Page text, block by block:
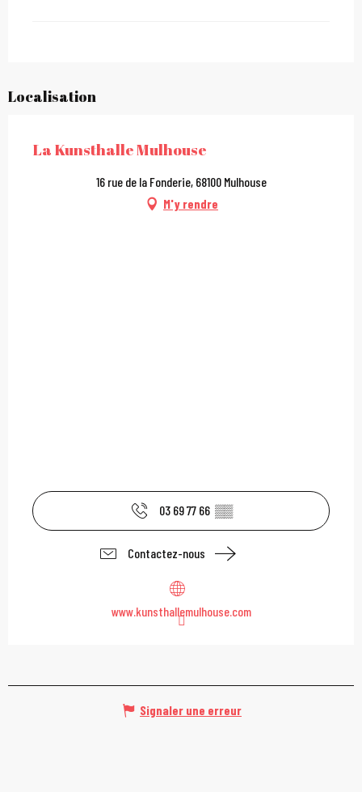
Localisation
La Kunsthalle Mulhouse
16 rue de la Fonderie, 68100 Mulhouse
M'y rendre
03 69 77 66 ▒▒
Contactez-nous
www.kunsthallemulhouse.com
Signaler une erreur